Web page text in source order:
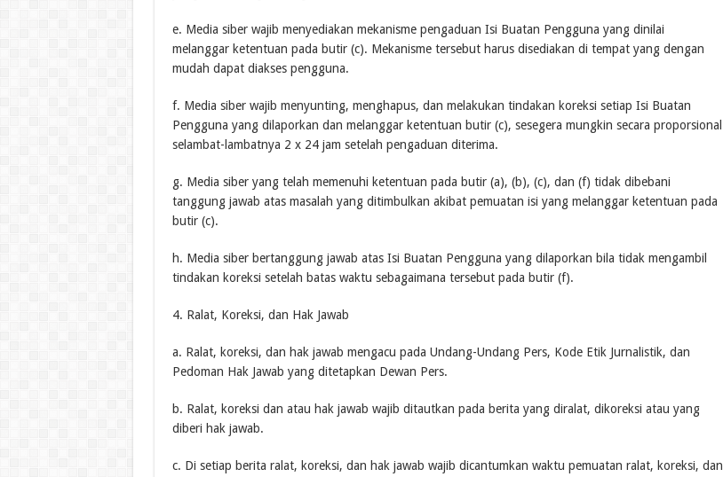
e. Media siber wajib menyediakan mekanisme pengaduan Isi Buatan Pengguna yang dinilai
melanggar ketentuan pada butir (c). Mekanisme tersebut harus disediakan di tempat yang dengan
mudah dapat diakses pengguna.
f. Media siber wajib menyunting, menghapus, dan melakukan tindakan koreksi setiap Isi Buatan
Pengguna yang dilaporkan dan melanggar ketentuan butir (c), sesegera mungkin secara proporsional
selambat-lambatnya 2 x 24 jam setelah pengaduan diterima.
g. Media siber yang telah memenuhi ketentuan pada butir (a), (b), (c), dan (f) tidak dibebani
tanggung jawab atas masalah yang ditimbulkan akibat pemuatan isi yang melanggar ketentuan pada
butir (c).
h. Media siber bertanggung jawab atas Isi Buatan Pengguna yang dilaporkan bila tidak mengambil
tindakan koreksi setelah batas waktu sebagaimana tersebut pada butir (f).
4. Ralat, Koreksi, dan Hak Jawab
a. Ralat, koreksi, dan hak jawab mengacu pada Undang-Undang Pers, Kode Etik Jurnalistik, dan
Pedoman Hak Jawab yang ditetapkan Dewan Pers.
b. Ralat, koreksi dan atau hak jawab wajib ditautkan pada berita yang diralat, dikoreksi atau yang
diberi hak jawab.
c. Di setiap berita ralat, koreksi, dan hak jawab wajib dicantumkan waktu pemuatan ralat, koreksi, dan